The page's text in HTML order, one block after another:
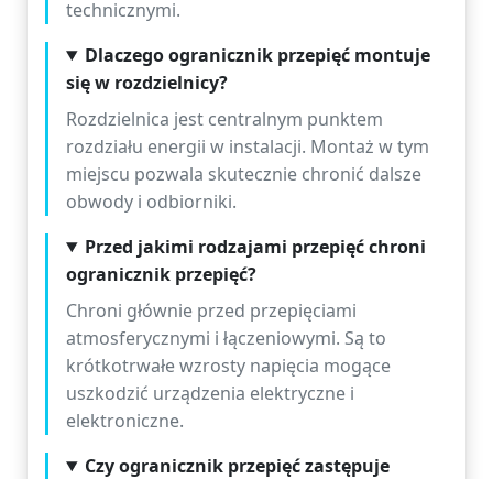
technicznymi.
Dlaczego ogranicznik przepięć montuje
się w rozdzielnicy?
Rozdzielnica jest centralnym punktem
rozdziału energii w instalacji. Montaż w tym
miejscu pozwala skutecznie chronić dalsze
obwody i odbiorniki.
Przed jakimi rodzajami przepięć chroni
ogranicznik przepięć?
Chroni głównie przed przepięciami
atmosferycznymi i łączeniowymi. Są to
krótkotrwałe wzrosty napięcia mogące
uszkodzić urządzenia elektryczne i
elektroniczne.
Czy ogranicznik przepięć zastępuje